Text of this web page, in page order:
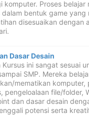
komputer. Proses belajar
dalam bentuk game yang
disesuaikan dengan
Dasar Desain
Kursus ini sangat sesuai
SMP. Mereka
mematikan komputer,
pengeloalaan file/folder,
dan dasar desain
potensi serta